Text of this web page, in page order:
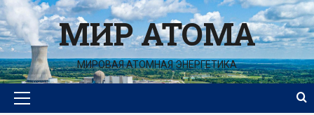
Перейти
к
содержимомуМИР АТОМА
МИРОВАЯ АТОМНАЯ ЭНЕРГЕТИКА
Основное